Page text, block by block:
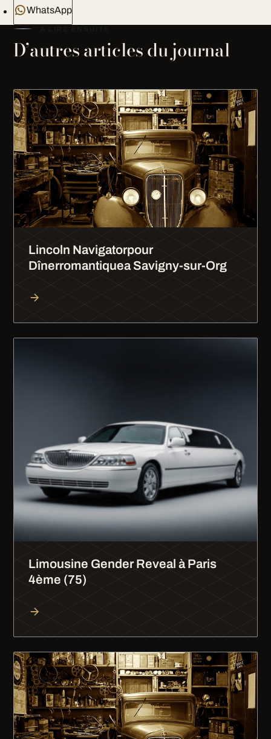
WhatsApp
D’autres articles du journal
Lincoln Navigatorpour
Dînerromantiquea Savigny-sur-Org
Limousine Gender Reveal à Paris
4ème (75)